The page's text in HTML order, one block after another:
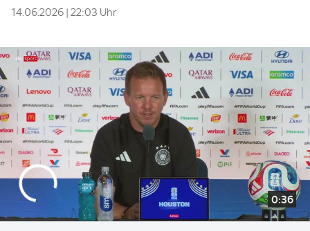
14.06.2026 | 22:03 Uhr
0:36